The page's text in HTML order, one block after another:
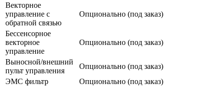
Векторное
управление с
обратной связью
Опционально (под заказ)
Бессенсорное
векторное
управление
Опционально (под заказ)
Выносной/внешний
пульт управления
Опционально (под заказ)
ЭМС фильтр
Опционально (под заказ)